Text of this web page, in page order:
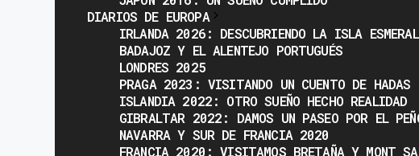
DIARIOS DE EUROPA
IRLANDA 2026: DESCUBRIENDO LA ISLA
BADAJOZ Y EL ALENTEJO PORTUGUÉS
LONDRES 2025
PRAGA 2023: VISITANDO UN CUENTO DE HADAS
ISLANDIA 2022: OTRO SUEÑO HECHO REALIDAD
GIBRALTAR 2022: DAMOS UN PASEO POR EL
NAVARRA Y SUR DE FRANCIA 2020
FRANCIA 2020: VISITAMOS BRETAÑA Y MONT